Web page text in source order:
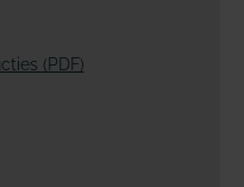
(PDF)